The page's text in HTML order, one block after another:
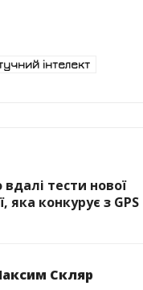
інтелект
тести нової
яка конкурує з GPS
Скляр